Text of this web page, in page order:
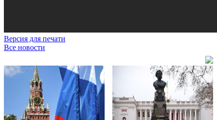
Версия для печати
Все новости